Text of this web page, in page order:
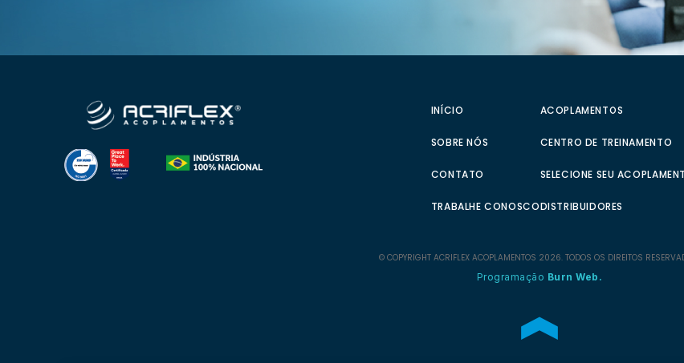
INÍCIO
SOBRE NÓS
CONTATO
TRABALHE CONOSCO
ACOPLAMENTOS
CENTRO DE TREINAMENTO
SELECIONE SEU
DISTRIBUIDORES
© COPYRIGHT ACRIFLEX ACOPLAMENTOS 2026. TODOS OS DIREITOS
Programação Burn Web.